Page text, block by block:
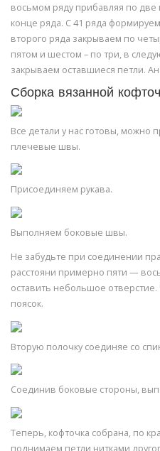
восьмом ряду прибавляя по две
конце ряда. С 41 ряда
второго ряда закрываем по
пятом и шестом – по три, в
закрываем оставшиеся петли.
Сборка вязанной
Все детали у нас готовы, можно
плечевые швы.
Присоединяем рукава.
Выполняем боковые швы.
Не забудьте при соединении
расстояни примерно пяти —
оставить небольшое
поясок.
Вторую полочку соединяе со
Соединив боковые стороны,
Теперь, кофточка собрана, по
поднимаем петли нитками